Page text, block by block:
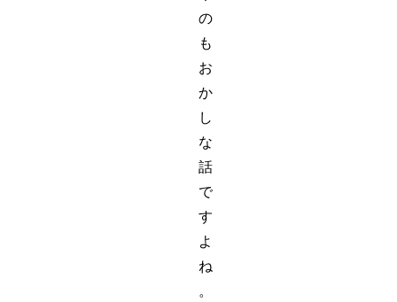
の
も
お
か
し
な
話
で
す
よ
ね
。